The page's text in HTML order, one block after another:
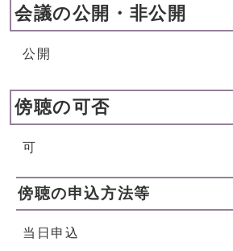
会議の公開・非公開
公開
傍聴の可否
可
傍聴の申込方法等
当日申込